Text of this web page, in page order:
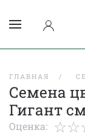
ГЛАВНАЯ
Семена
Гигант
Оценка: